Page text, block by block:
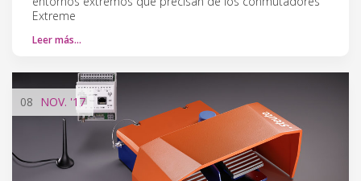
Extreme
Leer más…
08 NOV. '17